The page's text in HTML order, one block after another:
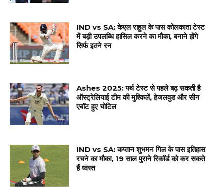
IND vs SA: केएल राहुल के पास कोलकाता टेस्ट
में बड़ी उपलब्धि हासिल करने का मौका, बनाने होंगे
सिर्फ इतने रन
Ashes 2025: पर्थ टेस्ट से पहले बढ़ सकती है
ऑस्ट्रेलियाई टीम की मुश्किलें, हेजलवुड और सीन
एबॉट हुए चोटिल
IND vs SA: कप्तान शुभमन गिल के पास इतिहास
रचने का मौका, 19 साल पुराने रिकॉर्ड को कर सकते
हैं ध्वस्त